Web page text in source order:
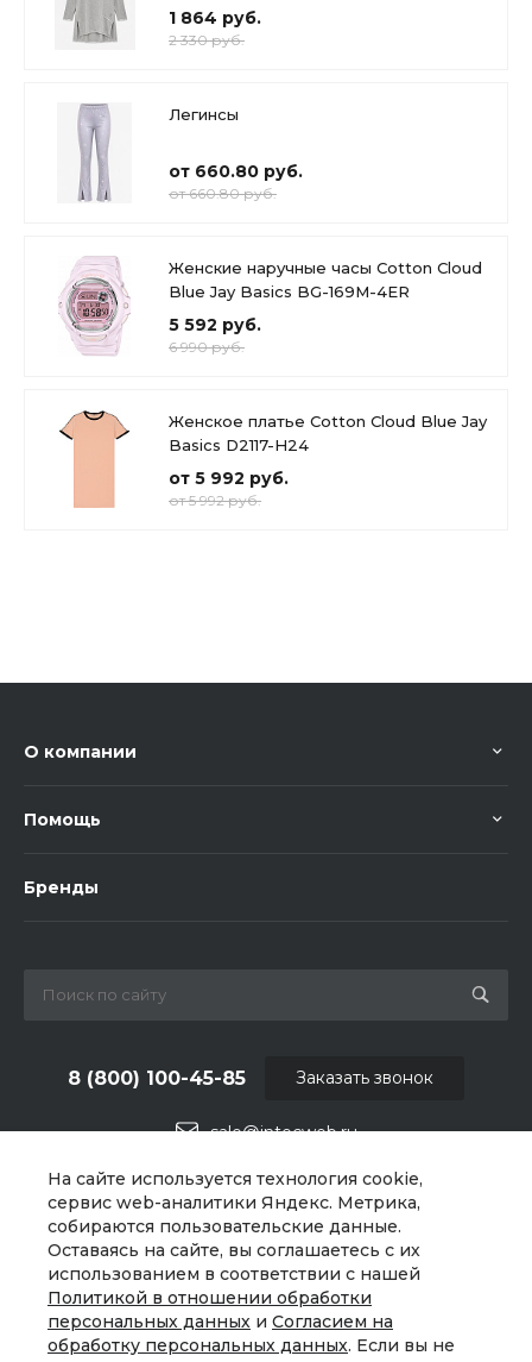
На сайте используется технология cookie,
сервис web-аналитики Яндекс. Метрика,
собираются пользовательские данные.
Оставаясь на сайте, вы соглашаетесь с их
использованием в соответствии с нашей
Политикой в отношении обработки
персональных данных и Согласием на
обработку персональных данных. Если вы не
1 864 руб.
2 330 руб.
Легинсы
от 660.80 руб.
от 660.80 руб.
Женские наручные часы Cotton Cloud
Blue Jay Basics BG-169M-4ER
5 592 руб.
6 990 руб.
Женское платье Cotton Cloud Blue Jay
Basics D2117-H24
от 5 992 руб.
от 5 992 руб.
О компании
Помощь
Бренды
sale@intecweb.ru
8 (800) 100-45-85
г. Челябинск, ул.Свободы, д.93, оф. 6
Заказать звонок